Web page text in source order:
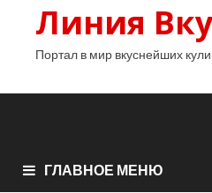
Линия
Портал в мир вкуснейших
ГЛАВНОЕ МЕНЮ